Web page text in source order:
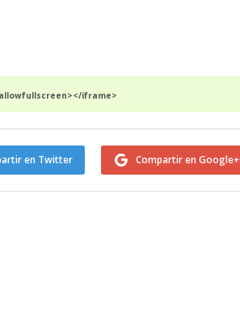
iframe>
Compartir en Google+
en Twitter